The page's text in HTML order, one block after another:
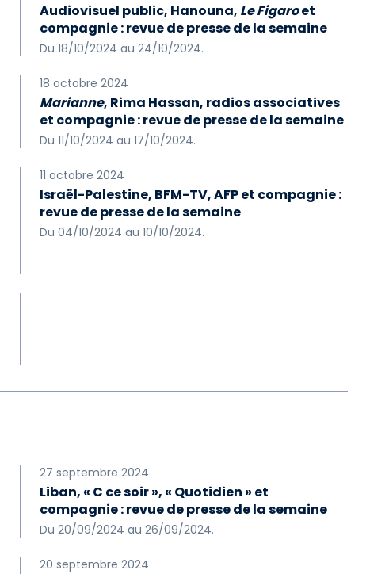
Audiovisuel public, Hanouna, Le Figaroet
compagnie : revue de presse de la semaine
Du 18/10/2024 au 24/10/2024.
18 octobre 2024
Marianne, Rima Hassan, radios associatives
et compagnie : revue de presse de la semaine
Du 11/10/2024 au 17/10/2024.
11 octobre 2024
Israël-Palestine, BFM-TV, AFP et compagnie :
revue de presse de la semaine
Du 04/10/2024 au 10/10/2024.
27 septembre 2024
Liban, « C ce soir », « Quotidien » et
compagnie : revue de presse de la semaine
Du 20/09/2024 au 26/09/2024.
20 septembre 2024